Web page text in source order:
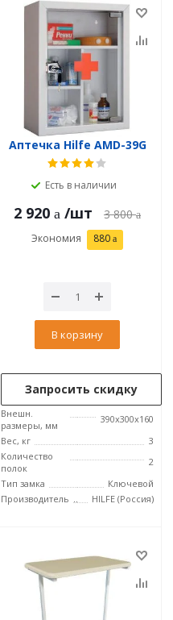
Аптечка Hilfe AMD-39G
Есть в наличии
2 920 /шт 3 800
Экономия 880
В корзину
Запросить скидку
Внешн.
размеры, мм
390x300x160
Вес, кг
3
Количество
полок
2
Тип замка
Ключевой
Производитель
HILFE (Россия)